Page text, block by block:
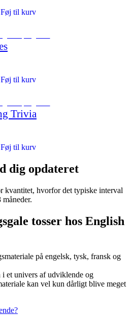
Føj til kurv
Føj til kurv
Trivia
Føj til kurv
dig opdateret
kvantitet, hvorfor det typiske interval
tosser hos English
på engelsk, tysk, fransk og
et univers af udviklende og
kan vel kun dårligt blive meget